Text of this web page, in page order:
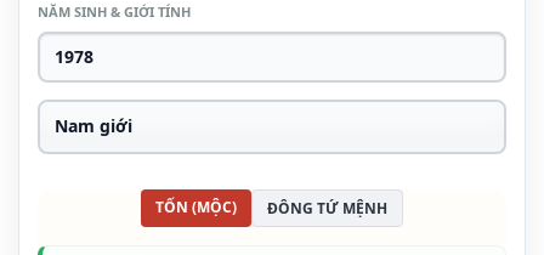
NĂM SINH & GIỚI TÍNH
TỐN (MỘC) ĐÔNG TỨ MỆNH